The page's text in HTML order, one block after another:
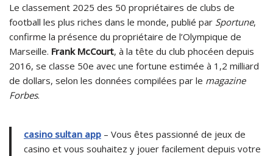
Le classement 2025 des 50 propriétaires de clubs de
football les plus riches dans le monde, publié par Sportune,
confirme la présence du propriétaire de l’Olympique de
Marseille. Frank McCourt, à la tête du club phocéen depuis
2016, se classe 50e avec une fortune estimée à 1,2 milliard
de dollars, selon les données compilées par le magazine
Forbes.
casino sultan app – Vous êtes passionné de jeux de
casino et vous souhaitez y jouer facilement depuis votre